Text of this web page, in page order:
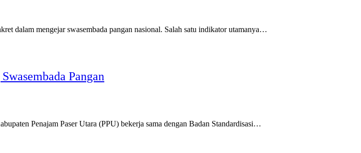
dalam mengejar swasembada pangan nasional. Salah satu indikator utamanya…
Pangan
Penajam Paser Utara (PPU) bekerja sama dengan Badan Standardisasi…